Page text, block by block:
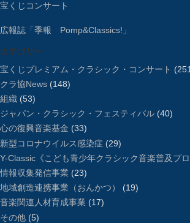
宝くじコンサート
広報誌「季報 Pomp&Classics!」
カテゴリー
宝くじプレミアム・クラシック・コンサート
クラ協News (148)
組織 (53)
ジャパン・クラシック・フェスティバル (40)
心の復興音楽基金 (33)
新型コロナウイルス感染症 (29)
Y-Classic《こども青少年クラシック音楽普及プロ
情報収集発信事業 (23)
地域創造連携事業（おんかつ）
(19)
音楽関連人材育成事業 (17)
その他 (5)